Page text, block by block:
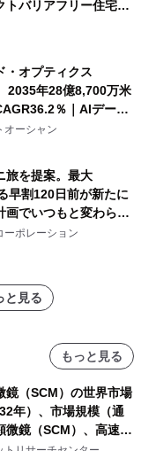
トバリアフリー住宅が
・オプティクス
2035年28億8,700万米
％｜AIデータ
通信需要が成長を加
オーシャン
旅を提案。最大
早割120日前が新たに
画でいつもと変わらぬ
夕日ヶ浦温泉「佳松
ー
ーポレーション
と見る
もっと見る
鏡（SCM）の世界市場
年）、市場規模（通
微鏡（SCM）、高速走